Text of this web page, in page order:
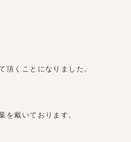
頂くことになりました。
を戴いております。